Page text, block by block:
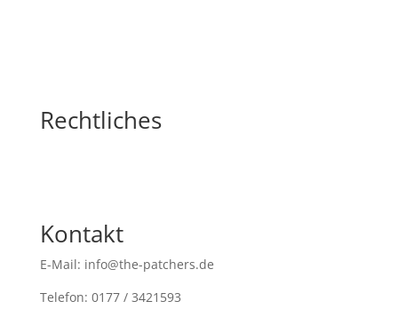
Rechtliches
Kontakt
E-Mail: info@the-patchers.de
Telefon: 0177 / 3421593